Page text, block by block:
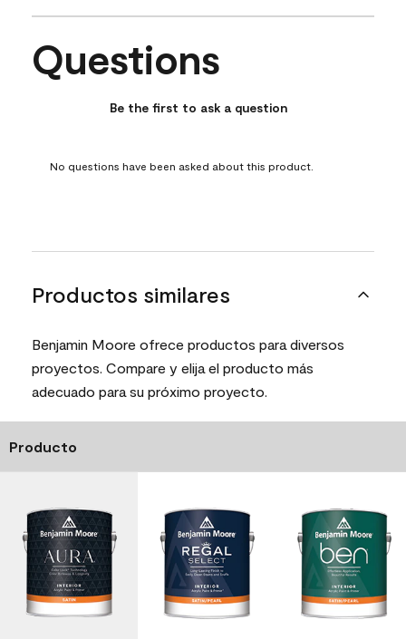
No questions have been asked about this product.
Questions
Be the first to ask a question
No questions have been asked about this product.
Productos similares
Benjamin Moore ofrece productos para diversos
proyectos. Compare y elija el producto más
adecuado para su próximo proyecto.
Producto